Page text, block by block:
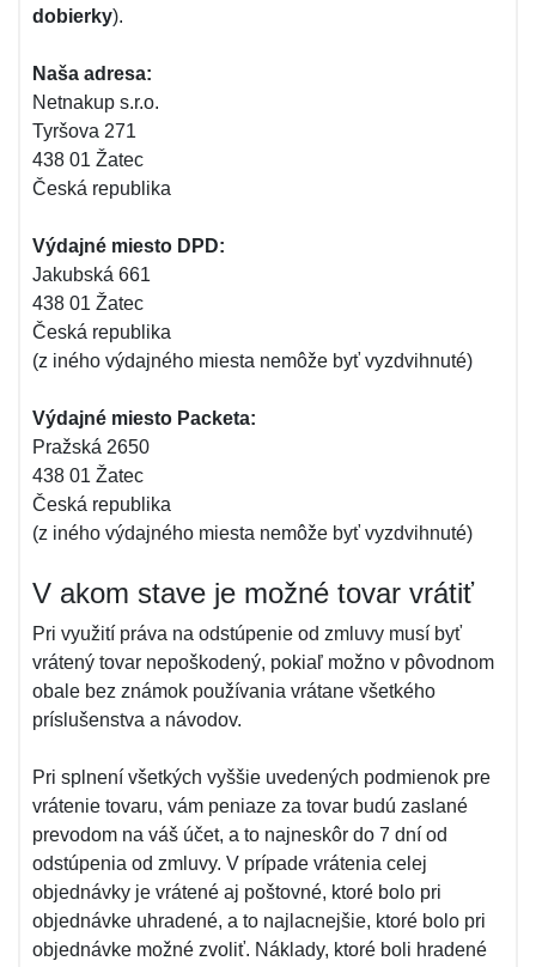
dobierky).
Naša adresa:
Netnakup s.r.o.
Tyršova 271
438 01 Žatec
Česká republika
Výdajné miesto DPD:
Jakubská 661
438 01 Žatec
Česká republika
(z iného výdajného miesta nemôže byť vyzdvihnuté)
Výdajné miesto Packeta:
Pražská 2650
438 01 Žatec
Česká republika
(z iného výdajného miesta nemôže byť vyzdvihnuté)
V akom stave je možné tovar vrátiť
Pri využití práva na odstúpenie od zmluvy musí byť
vrátený tovar nepoškodený, pokiaľ možno v pôvodnom
obale bez známok používania vrátane všetkého
príslušenstva a návodov.
Pri splnení všetkých vyššie uvedených podmienok pre
vrátenie tovaru, vám peniaze za tovar budú zaslané
prevodom na váš účet, a to najneskôr do 7 dní od
odstúpenia od zmluvy. V prípade vrátenia celej
objednávky je vrátené aj poštovné, ktoré bolo pri
objednávke uhradené, a to najlacnejšie, ktoré bolo pri
objednávke možné zvoliť. Náklady, ktoré boli hradené